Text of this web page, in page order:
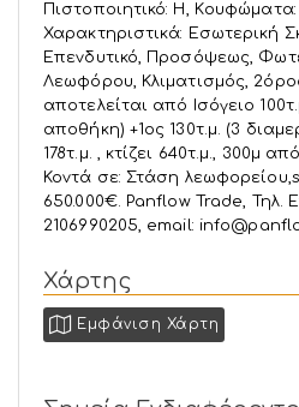
Πιστοποιητικό: Η, Kουφώματα:
Χαρακτηριστικά: Εσωτερική
Επενδυτικό, Προσόψεως,
Λεωφόρου, Κλιματισμός,
αποτελείται από Ισόγειο
αποθήκη) +1ος 130τ.μ. (3
178τ.μ. , κτίζει 640τ.μ., 300μ
Κοντά σε: Στάση
650.000€. Panflow Trade, Τηλ.
2106990205, email:
Χάρτης
Εμφάνιση Χάρτη